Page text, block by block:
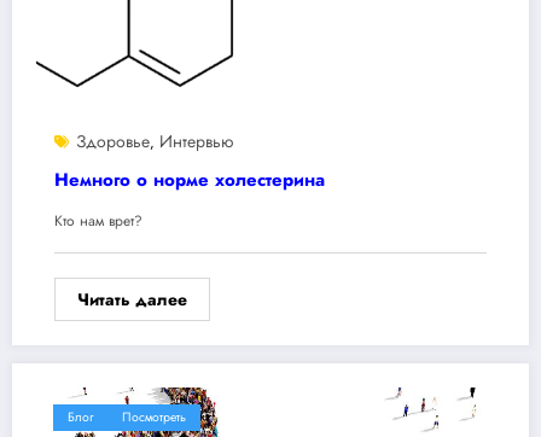
Здоровье, Интервью
Немного о норме холестерина
Кто нам врет?
Читать далее
Блог Посмотреть